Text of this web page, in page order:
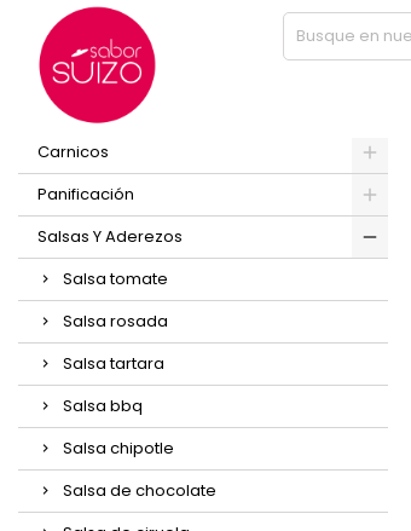
Inicio Salsas Y Aderezos Guacamole
PRODUCTOS
Carnicos
Panificación
Salsas Y Aderezos
Salsa tomate
Salsa rosada
Salsa tartara
Salsa bbq
Salsa chipotle
Salsa de chocolate